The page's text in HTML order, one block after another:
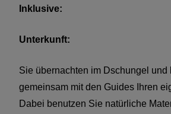
Inklusive:
Unterkunft:
Sie übernachten im Dschungel und
gemeinsam mit den Guides Ihren
Dabei benutzen Sie natürliche